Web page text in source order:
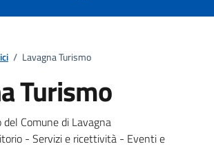
/ Lavagna Turismo
Turismo
Comune di Lavagna
- Servizi e ricettività - Eventi e